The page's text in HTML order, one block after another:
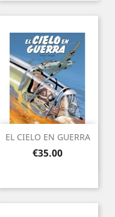
EL CIELO EN GUERRA
Price
€35.00